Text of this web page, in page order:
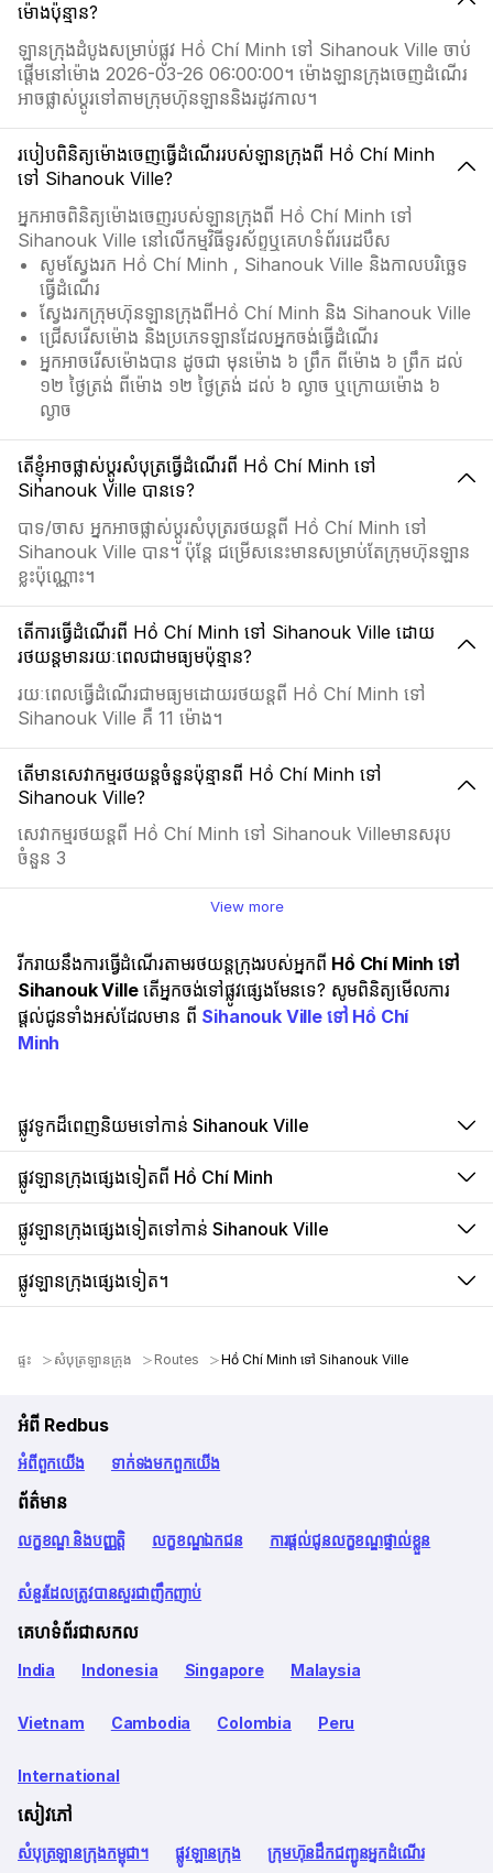
ម៉ោងប៉ុន្មាន?
ឡានក្រុងដំបូងសម្រាប់ផ្លូវ Hồ Chí Minh ទៅ Sihanouk Ville ចាប់
ផ្តើមនៅម៉ោង 2026-03-26 06:00:00។ ម៉ោងឡានក្រុងចេញដំណើរ
អាចផ្លាស់ប្ដូរទៅតាមក្រុមហ៊ុនឡាននិងរដូវកាល។
របៀបពិនិត្យម៉ោងចេញធ្វើដំណើររបស់ឡានក្រុងពី Hồ Chí Minh
ទៅ Sihanouk Ville?
អ្នកអាចពិនិត្យម៉ោងចេញរបស់ឡានក្រុងពី Hồ Chí Minh ទៅ
Sihanouk Ville នៅលើកម្មវិធីទូរស័ព្ទឬគេហទំព័ររេដបឹស
សូមស្វែងរក Hồ Chí Minh , Sihanouk Ville និងកាលបរិច្ឆេទ
ធ្វើដំណើរ
ស្វែងរកក្រុមហ៊ុនឡានក្រុងពីHồ Chí Minh និង Sihanouk Ville
ជ្រើសរើសម៉ោង និងប្រភេទឡានដែលអ្នកចង់ធ្វើដំណើរ
អ្នកអាចរើសម៉ោងបាន ដូចជា មុនម៉ោង ៦ ព្រឹក ពីម៉ោង ៦ ព្រឹក ដល់
១២ ថ្ងៃត្រង់ ពីម៉ោង ១២ ថ្ងៃត្រង់ ដល់ ៦ ល្ងាច ឬក្រោយម៉ោង ៦
ល្ងាច
តើខ្ញុំអាចផ្លាស់ប្ដូរសំបុត្រធ្វើដំណើរពី Hồ Chí Minh ទៅ
Sihanouk Ville បានទេ?
បាទ/ចាស អ្នកអាចផ្លាស់ប្ដូរសំបុត្ររថយន្តពី Hồ Chí Minh ទៅ
Sihanouk Ville បាន។ ប៉ុន្តែ ជម្រើសនេះមានសម្រាប់តែក្រុមហ៊ុនឡាន
ខ្លះប៉ុណ្ណោះ។
តើការធ្វើដំណើរពី Hồ Chí Minh ទៅ Sihanouk Ville ដោយ
រថយន្តមានរយៈពេលជាមធ្យមប៉ុន្មាន?
រយៈពេលធ្វើដំណើរជាមធ្យមដោយរថយន្តពី Hồ Chí Minh ទៅ
Sihanouk Ville គឺ 11 ម៉ោង។
តើមានសេវាកម្មរថយន្តចំនួនប៉ុន្មានពី Hồ Chí Minh ទៅ
Sihanouk Ville?
សេវាកម្មរថយន្តពី Hồ Chí Minh ទៅ Sihanouk Villeមានសរុប
ចំនួន 3
View more
រីករាយនឹងការធ្វើដំណើរតាមរថយន្តក្រុងរបស់អ្នកពី Hồ Chí Minh ទៅ
Sihanouk Villeតើអ្នកចង់ទៅផ្លូវផ្សេងមែនទេ? សូមពិនិត្យមើលការ
ផ្តល់ជូនទាំងអស់ដែលមាន ពី Sihanouk Ville ទៅ Hồ Chí
Minh
ផ្លូវទូកដ៏ពេញនិយមទៅកាន់ Sihanouk Ville
ផ្លូវឡានក្រុងផ្សេងទៀតពី Hồ Chí Minh
ផ្លូវឡានក្រុងផ្សេងទៀតទៅកាន់ Sihanouk Ville
ផ្លូវឡានក្រុងផ្សេងទៀត។
ផ្ទះ សំបុត្រឡានក្រុង Routes Hồ Chí Minh ទៅ Sihanouk Ville
អំពី Redbus
អំពី​ពួក​យើង ទាក់ទង​មក​ពួក​យើង
ព័ត៌មាន
លក្ខខណ្ឌ និងបញ្ញត្តិ លក្ខខណ្ឌឯកជន ការផ្តល់ជូនលក្ខខណ្ឌផ្ទាល់ខ្លួន
សំនួរដែលត្រូវបានសួរជាញឹកញាប់
គេហទំព័រជាសកល
India Indonesia Singapore Malaysia
Vietnam Cambodia Colombia Peru
International
សៀវភៅ
សំបុត្រឡានក្រុងកម្ពុជា។ ផ្លូវឡានក្រុង ក្រុមហ៊ុនដឹកជញ្ជូនអ្នកដំណើរ